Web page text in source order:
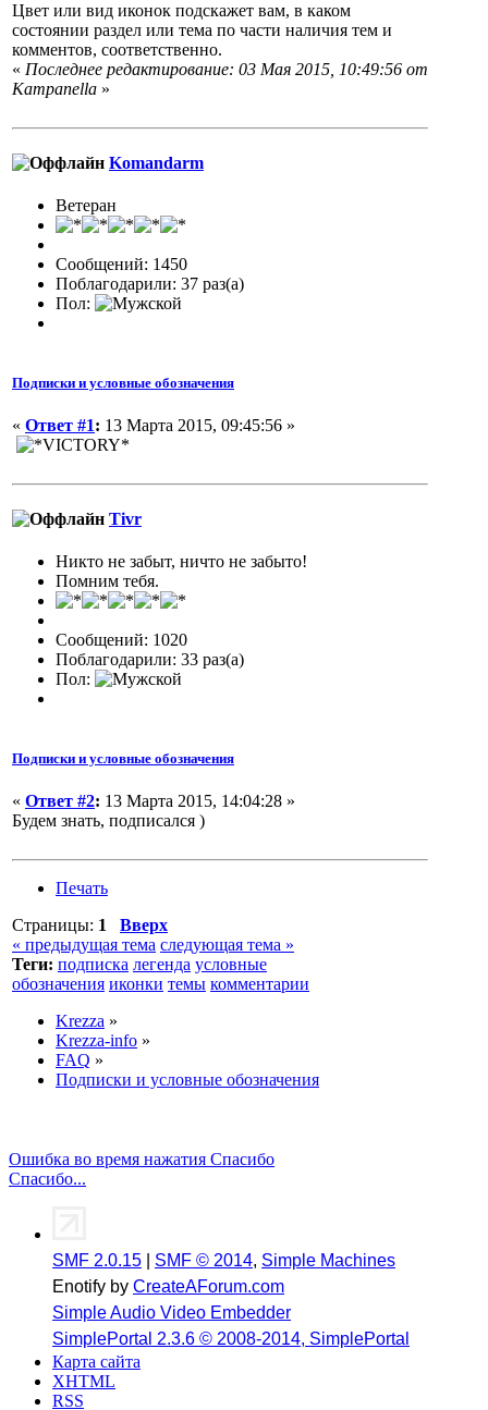
Цвет или вид иконок подскажет вам, в каком
состоянии раздел или тема по части наличия тем и
комментов, соответственно.
« Последнее редактирование: 03 Мая 2015, 10:49:56 от
Кampanella »
Komandarm
Ветеран
Сообщений: 1450
Поблагодарили: 37 раз(а)
Пол:
Подписки и условные обозначения
« Ответ #1: 13 Марта 2015, 09:45:56 »
Tivr
Никто не забыт, ничто не забыто!
Помним тебя.
Сообщений: 1020
Поблагодарили: 33 раз(а)
Пол:
Подписки и условные обозначения
« Ответ #2: 13 Марта 2015, 14:04:28 »
Будем знать, подписался )
Печать
Страницы: 1
Вверх
« предыдущая тема следующая тема »
Теги: подписка легенда условные
обозначения иконки темы комментарии
Krezza »
Krezza-info »
FAQ »
Подписки и условные обозначения
Ошибка во время нажатия Спасибо
Спасибо...
SMF 2.0.15 SMF © 2014, Simple Machines
Enotify by CreateAForum.com
Simple Audio Video Embedder
SimplePortal 2.3.6 © 2008-2014, SimplePortal
Карта сайта
XHTML
RSS